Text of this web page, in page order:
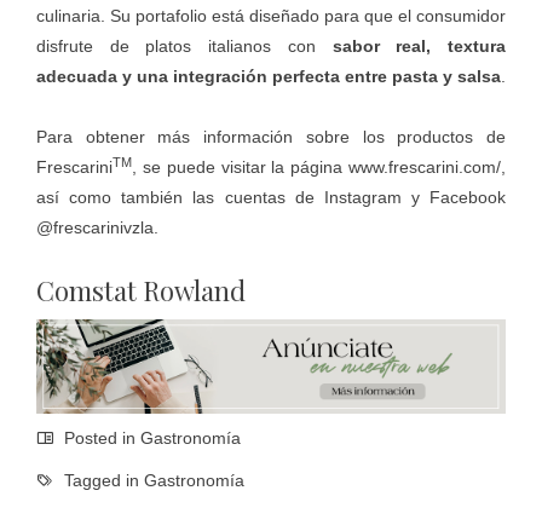
culinaria. Su portafolio está diseñado para que el consumidor
disfrute de platos italianos con sabor real, textura
adecuada y una integración perfecta entre pasta y salsa
Para obtener más información sobre los productos de
FrescariniTM , se puede visitar la página www.frescarini.com/
así como también las cuentas de Instagram y Facebook
@frescarinivzla.
Comstat Rowland
Posted in Gastronomía
Tagged in Gastronomía